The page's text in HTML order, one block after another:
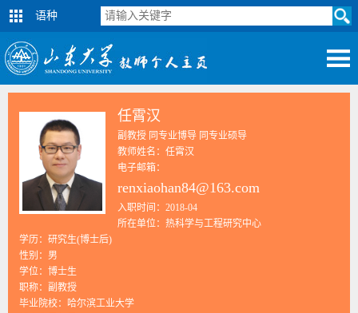
语种
任霄汉
副教授 同专业博导 同专业硕导
教师姓名：任霄汉
电子邮箱：
renxiaohan84@163.com
入职时间：2018-04
所在单位：热科学与工程研究中心
学历：研究生(博士后)
性别：男
学位：博士生
职称：副教授
毕业院校：哈尔滨工业大学